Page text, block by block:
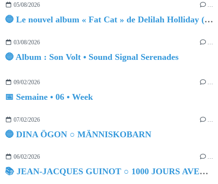
05/08/2026 …
🔵 Le nouvel album « Fat Cat » de Delilah Holliday (sortie le 30 Octobre 2026)
03/08/2026
🔵 Album : Son Volt • Sound Signal Serenades
09/02/2026 …
📅 Semaine • 06 • Week
07/02/2026
🔵 DINA ÖGON ○ MÄNNISKOBARN
06/02/2026 …
📚 JEAN-JACQUES GUINOT ○ 1000 JOURS AVEC DOROTHÉE